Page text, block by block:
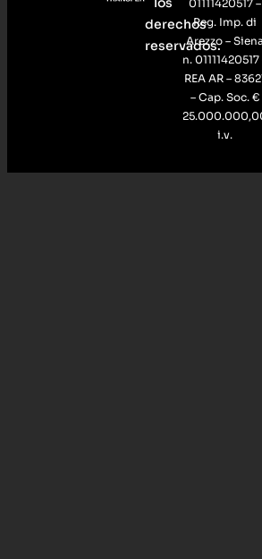
derechos
reservados.
01111420517 –
Reg. Imp. di
Arezzo – Siena
n. 01111420517
REA AR –
– Cap. Soc. €
i.v.